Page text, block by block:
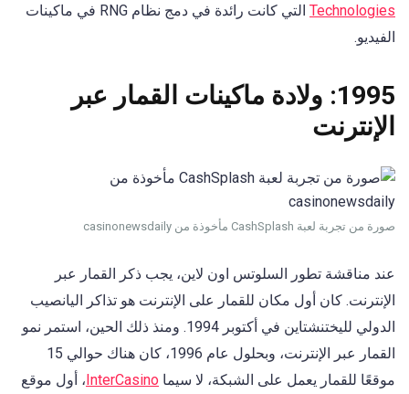
Technologies
التي كانت رائدة في دمج نظام RNG في ماكينات
الفيديو.
1995: ولادة ماكينات القمار عبر
الإنترنت
صورة من تجربة لعبة CashSplash مأخوذة من casinonewsdaily
عند مناقشة تطور السلوتس اون لاين، يجب ذكر القمار عبر
الإنترنت. كان أول مكان للقمار على الإنترنت هو تذاكر اليانصيب
الدولي لليختنشتاين في أكتوبر 1994. ومنذ ذلك الحين، استمر نمو
القمار عبر الإنترنت، وبحلول عام 1996، كان هناك حوالي 15
موقعًا للقمار يعمل على الشبكة، لا سيما InterCasino ، أول موقع